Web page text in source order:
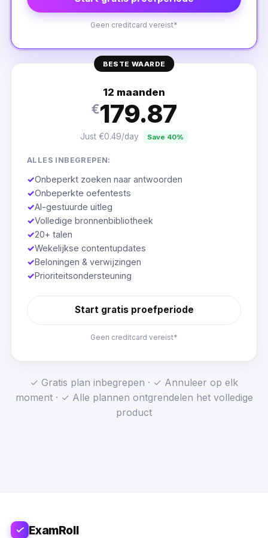
Geen creditcard vereist*
BESTE WAARDE
12 maanden
€179.87
Just €0.49/day Save 40%
ALLES INBEGREPEN:
✓Onbeperkt zoeken naar antwoorden
✓Onbeperkte oefentests
✓AI-gestuurde uitleg
✓Volledige bronnenbibliotheek
✓20+ talen
✓Wekelijkse contentupdates
✓Beloningen & verwijzingen
✓Prioriteitsondersteuning
Start gratis proefperiode
Geen creditcard vereist*
✓ Gratis plan inbegrepen · ✓ Annuleer op elk
moment · ✓ Alle plannen ontgrendelen het volledige
product
ExamRoll